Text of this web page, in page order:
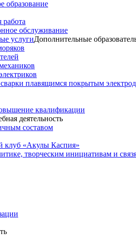
образование
работа
обслуживание
услугиДополнительные
плавящимся покрытым
квалификации
деятельность
составом
клуб «Акулы Каспия»
творческим инициативам и